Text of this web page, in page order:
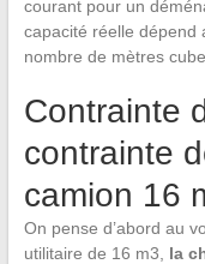
courant pour un
capacité réelle dépend
nombre de mètres
Contrainte
contrainte
camion 16
On pense d’abord au
utilitaire de 16 m3, la